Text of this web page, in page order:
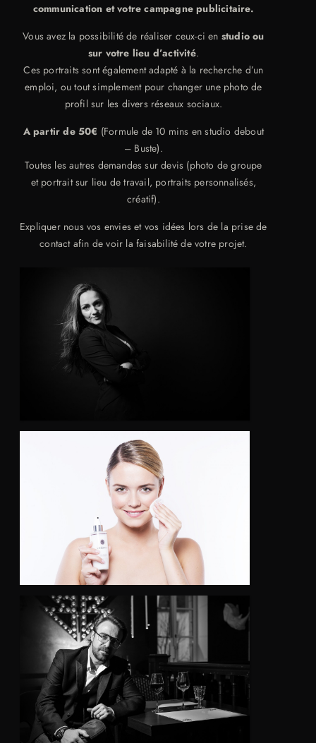
communication et votre campagne publicitaire.
Vous avez la possibilité de réaliser ceux-ci en studio ou
sur votre lieu d’activité.
Ces portraits sont également adapté à la recherche d’un
emploi, ou tout simplement pour changer une photo de
profil sur les divers réseaux sociaux.
A partir de 50€ (Formule de 10 mins en studio debout
– Buste).
Toutes les autres demandes sur devis (photo de groupe
et portrait sur lieu de travail, portraits personnalisés,
créatif).
Expliquer nous vos envies et vos idées lors de la prise de
contact afin de voir la faisabilité de votre projet.